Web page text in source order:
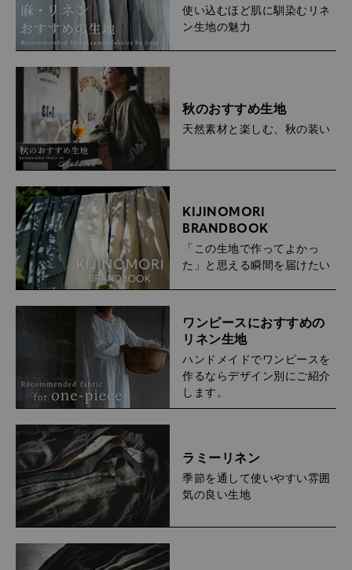
使い込むほど肌に馴染むリネ
ン生地の魅力
秋のおすすめ生地
天然素材と楽しむ、秋の装い
KIJINOMORI
BRANDBOOK
「この生地で作ってよかっ
た」と思える瞬間を届けたい
ワンピースにおすすめの
リネン生地
ハンドメイドでワンピースを
作るならデザイン別にご紹介
します。
ラミーリネン
季節を通して使いやすい雰囲
気の良い生地